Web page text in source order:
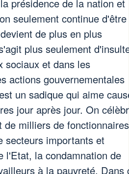
présidence de la nation et
seulement continue d'être
de plus en plus
plus seulement
sociaux et dans les
actions gouvernementales
un sadique qui aime
jour après jour. On
de milliers de
secteurs importants et
l'Etat, la condamnation de
à la pauvreté. Dans